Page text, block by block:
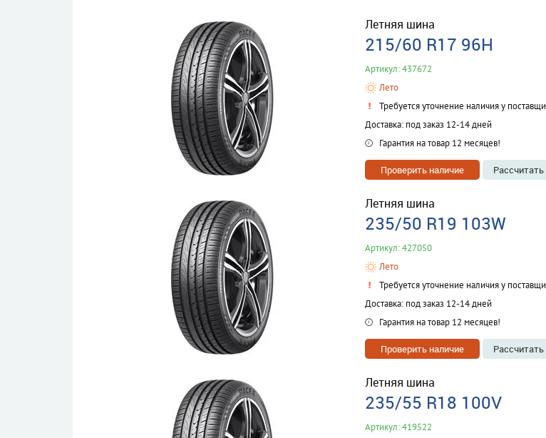
Летняя шина
215/60 R17 96H
Артикул: 437672
Лето
Требуется уточнение наличия у
Доставка: под заказ 12-14 дней
Гарантия на товар 12 месяцев!
Проверить наличие
Летняя шина
235/50 R19 103W
Артикул: 427050
Лето
Требуется уточнение наличия у
Доставка: под заказ 12-14 дней
Гарантия на товар 12 месяцев!
Проверить наличие
Летняя шина
235/55 R18 100V
Артикул: 419522